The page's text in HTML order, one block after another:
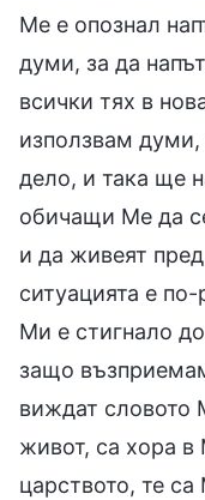
Ме е опознал
думи, за да
всички тях в
използвам
дело, и така ще
обичащи Ме да
и да живеят
ситуацията е
Ми е стигнало
защо
виждат словото
живот, са хора
царството, те